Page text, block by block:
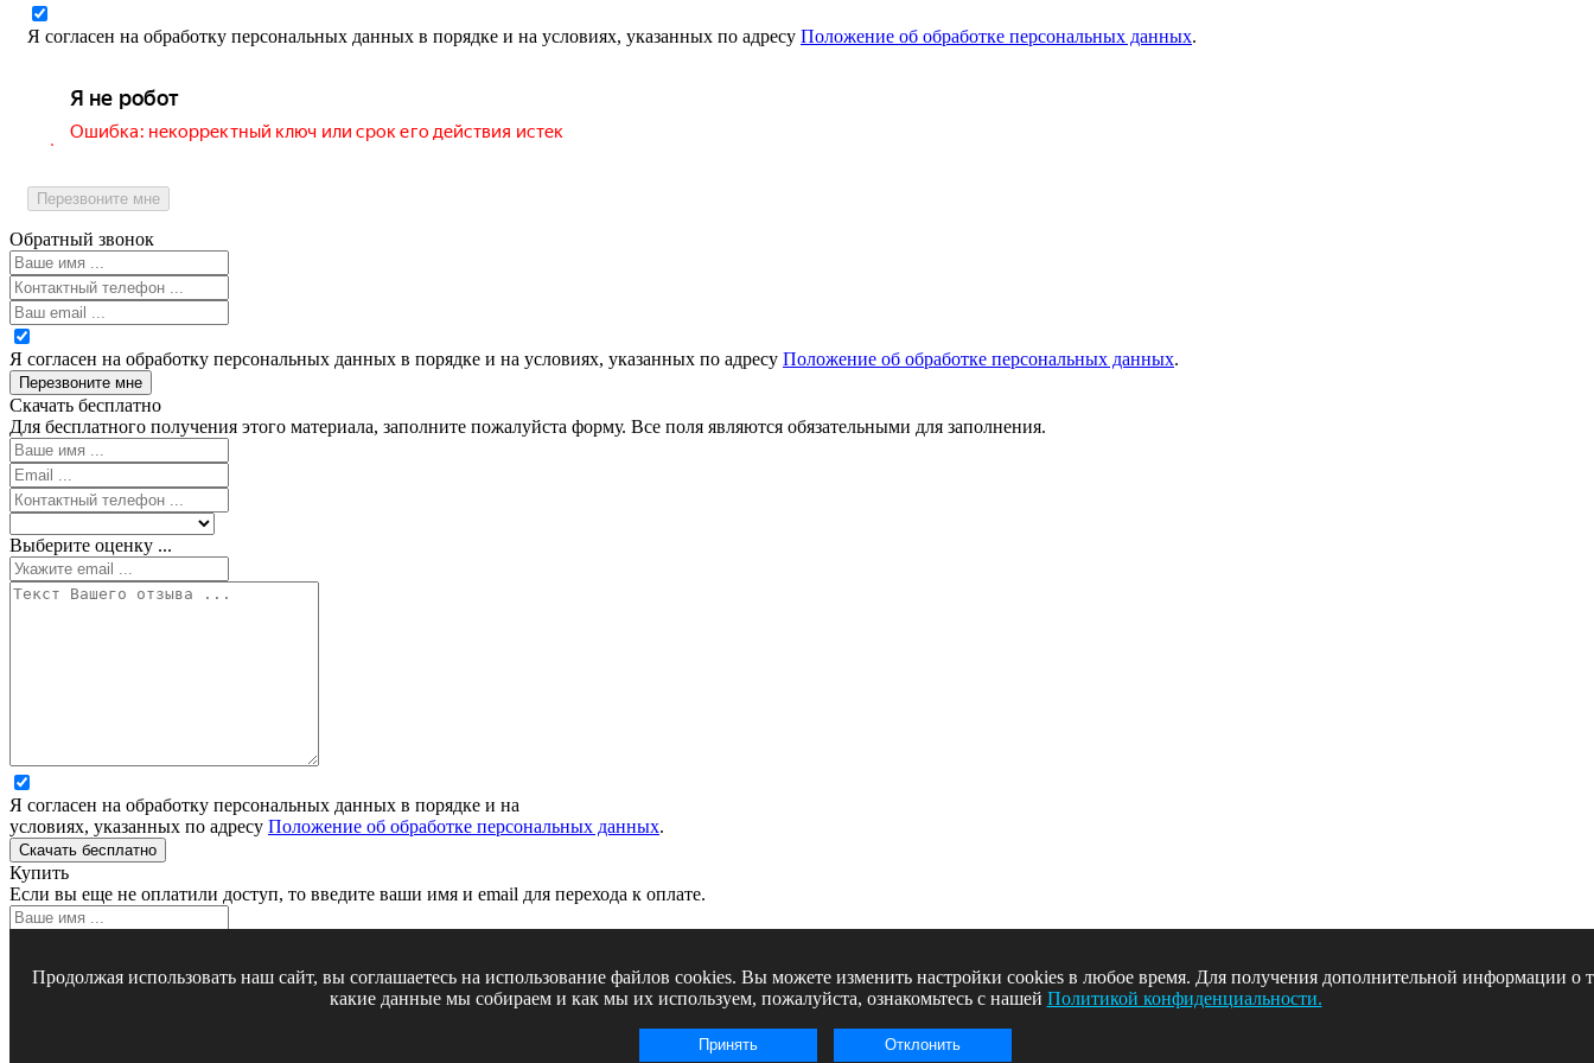
Продолжая использовать наш сайт, вы соглашаетесь на использование файлов cookies. Вы можете изменить настройки cookies в любое время. Для получения дополнительной информации о
какие данные мы собираем и как мы их используем, пожалуйста, ознакомьтесь с нашей Политикой конфиденциальности.
Принять Отклонить
Я согласен на обработку персональных данных в порядке и на условиях, указанных по адресу Положение об обработке персональных данных.
Перезвоните мне
Обратный звонок
Я согласен на обработку персональных данных в порядке и на условиях, указанных по адресу Положение об обработке персональных данных.
Перезвоните мне
Скачать бесплатно
Для бесплатного получения этого материала, заполните пожалуйста форму. Все поля являются обязательными для заполнения.
Выберите оценку ...
Я согласен на обработку персональных данных в порядке и на
условиях, указанных по адресу Положение об обработке персональных данных.
Скачать бесплатно
Купить
Если вы еще не оплатили доступ, то введите ваши имя и email для перехода к оплате.
Я согласен на обработку персональных данных в порядке и на
Положение об обработке персональных данных.